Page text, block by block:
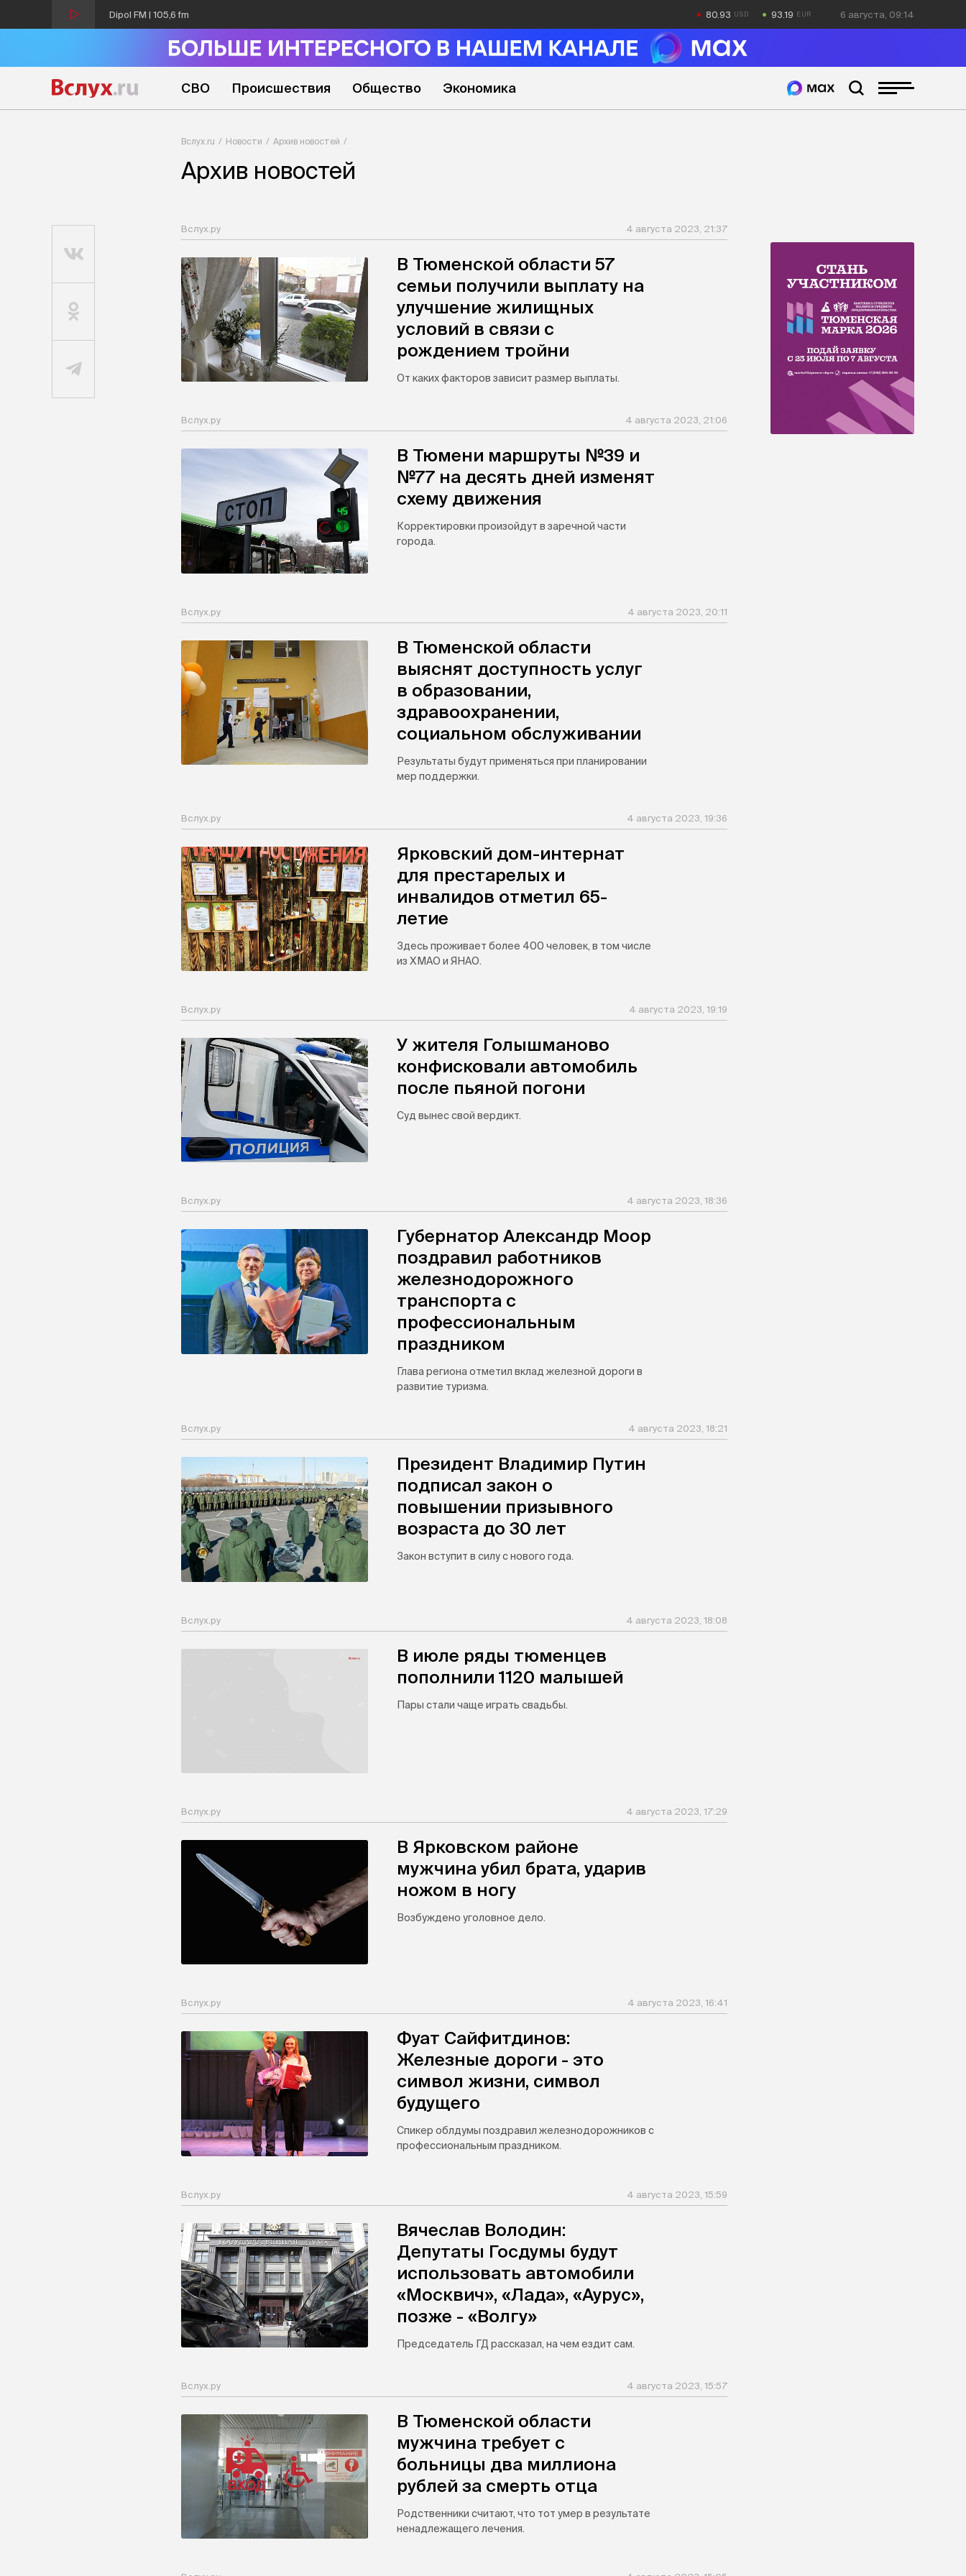
Dipol FM | 105,6 fm 80.93 93.19 6 августа, 09:14
СВО Происшествия Общество Экономика
Вслух.ru Новости Архив новостей
Архив новостей
Вслух.ру 4 августа 2023, 21:37
В Тюменской области 57
семьи получили выплату на
улучшение жилищных
условий в связи с
рождением тройни
От каких факторов зависит размер выплаты.
Вслух.ру 4 августа 2023, 21:06
В Тюмени маршруты №39 и
№77 на десять дней изменят
схему движения
Корректировки произойдут в заречной части
города.
Вслух.ру 4 августа 2023, 20:11
В Тюменской области
выяснят доступность услуг
в образовании,
здравоохранении,
социальном обслуживании
Результаты будут применяться при планировании
мер поддержки.
Вслух.ру 4 августа 2023, 19:36
Ярковский дом-интернат
для престарелых и
инвалидов отметил 65-
летие
Здесь проживает более 400 человек, в том числе
из ХМАО и ЯНАО.
Вслух.ру 4 августа 2023, 19:19
У жителя Голышманово
конфисковали автомобиль
после пьяной погони
Суд вынес свой вердикт.
Вслух.ру 4 августа 2023, 18:36
Губернатор Александр Моор
поздравил работников
железнодорожного
транспорта с
профессиональным
праздником
Глава региона отметил вклад железной дороги в
развитие туризма.
Вслух.ру 4 августа 2023, 18:21
Президент Владимир Путин
подписал закон о
повышении призывного
возраста до 30 лет
Закон вступит в силу с нового года.
Вслух.ру 4 августа 2023, 18:08
В июле ряды тюменцев
пополнили 1120 малышей
Пары стали чаще играть свадьбы.
Вслух.ру 4 августа 2023, 17:29
В Ярковском районе
мужчина убил брата, ударив
ножом в ногу
Возбуждено уголовное дело.
Вслух.ру 4 августа 2023, 16:41
Фуат Сайфитдинов:
Железные дороги - это
символ жизни, символ
будущего
Спикер облдумы поздравил железнодорожников с
профессиональным праздником.
Вслух.ру 4 августа 2023, 15:59
Вячеслав Володин:
Депутаты Госдумы будут
использовать автомобили
«Москвич», «Лада», «Аурус»,
позже - «Волгу»
Председатель ГД рассказал, на чем ездит сам.
Вслух.ру 4 августа 2023, 15:57
В Тюменской области
мужчина требует с
больницы два миллиона
рублей за смерть отца
Родственники считают, что тот умер в результате
ненадлежащего лечения.